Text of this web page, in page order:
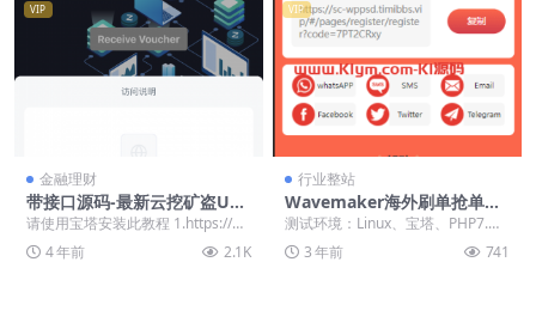
VIP
金融理财
带接口源码-最新云挖矿盗U源
码/秒u/盗usdt源码系统带视
频搭建教程
请使用宝塔安装此教程 1.https://w
ww.bt.cn/ 上面有相关教程 ...
4 年前 2.1K
VIP
行业整站
Wavemaker海外刷单抢单完
整程序/海外抢单任务源码/卡
单+矿机+余额宝
测试环境：Linux、宝塔、PHP7.
4、MySQL5.6 根目录public，...
3 年前 741